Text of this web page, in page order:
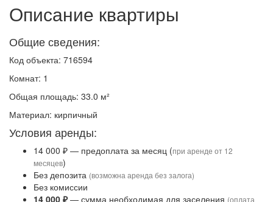
Описание квартиры
Общие сведения:
Код объекта: 716594
Комнат: 1
Общая площадь: 33.0 м²
Материал: кирпичный
Условия аренды:
14 000 ₽ — предоплата за месяц (при аренде от 12
месяцев)
Без депозита (возможна аренда без залога)
Без комиссии
14 000 ₽— сумма необходимая для заселения (оплата